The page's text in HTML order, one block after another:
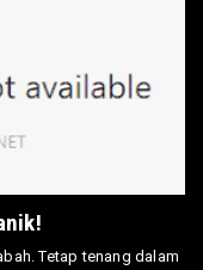
Tetap tenang dalam